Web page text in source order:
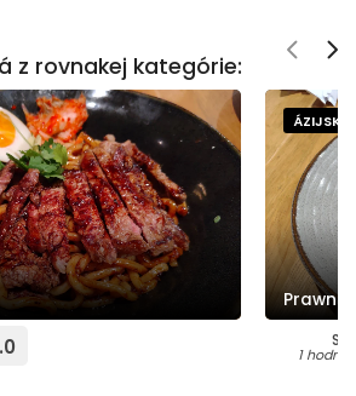
z rovnakej kategórie:
ÁZIJSKÁ
Prawn
1